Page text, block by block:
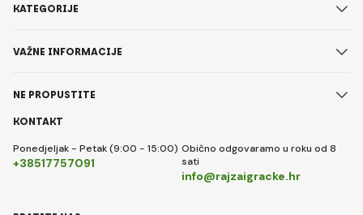
KONTAKT
Ponedjeljak - Petak (9:00 - 15:00)
+38517757091
Obično odgovaramo u roku od 8
sati
info@rajzaigracke.hr
KATEGORIJE
VAŽNE INFORMACIJE
NE PROPUSTITE